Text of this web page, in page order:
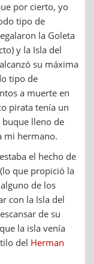
por cierto, yo
tipo de
la Goleta
y la Isla del
su máxima
tipo de
a muerte en
pirata tenía un
lleno de
mi hermano.
el hecho de
que propició la
de los
con la Isla del
de su
la isla venía
del Herman